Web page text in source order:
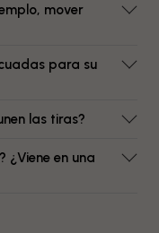
mover
para su
las tiras?
¿Viene en una